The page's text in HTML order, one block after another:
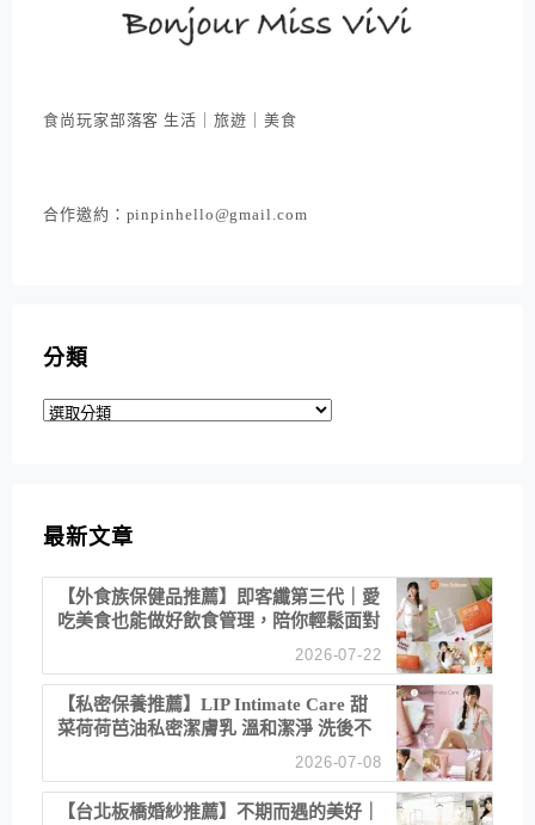
食尚玩家部落客 生活｜旅遊｜美食
合作邀約：pinpinhello@gmail.com
分類
分
最新文章
【外食族保健品推薦】即客纖第三代｜愛
吃美食也能做好飲食管理，陪你輕鬆面對
2026-07-22
【私密保養推薦】LIP Intimate Care 甜
菜荷荷芭油私密潔膚乳 溫和潔淨 洗後不
2026-07-08
【台北板橋婚紗推薦】不期而遇的美好｜